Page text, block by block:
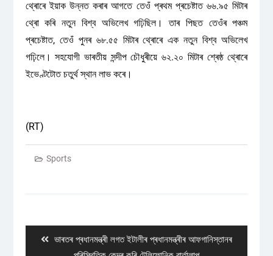
থ্ৰোৰে ইয়াক উন্নত কৰাৰ আগতে তেওঁ প্ৰথম প্ৰচেষ্টাত ৬৬.৯৫ মিটাৰ
থ্ৰো কৰি নতুন বিশ্ব অভিলেখ গঢ়িছিল। তাৰ পিছত তেওঁৰ পঞ্চম
প্ৰচেষ্টাত, তেওঁ পুনৰ ৬৮.৫৫ মিটাৰ থ্ৰোৰে এক নতুন বিশ্ব অভিলেখ
গঢ়িলে। সহযোগী ভাৰতীয় সন্দীপ চৌধুৰীয়ে ৬২.২০ মিটাৰ শ্ৰেষ্ঠ থ্ৰোৰে
ইভেণ্টটোত চতুৰ্থ স্থান লাভ কৰে।
(RT)
Sports
Previous
ভাৰতৰ প্ৰধানমন্ত্ৰী লগত ইটালীৰ প্ৰধানমন্ত্ৰীৰ আফগানিস্তানৰ